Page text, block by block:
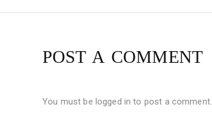
POST A COMMENT
You must be logged in to post a comment.